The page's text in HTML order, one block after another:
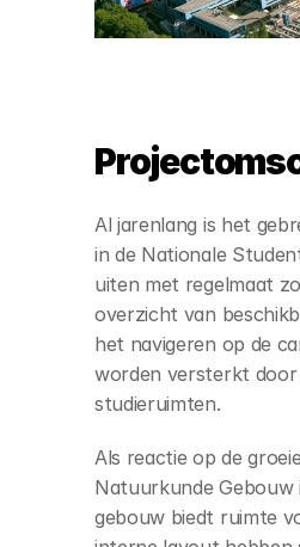
Al jarenlang is het
in de Nationale
uiten met regelmaat
overzicht van
het navigeren op de
worden versterkt
studieruimten.
Als reactie op de
Natuurkunde Gebouw
gebouw biedt ruimte